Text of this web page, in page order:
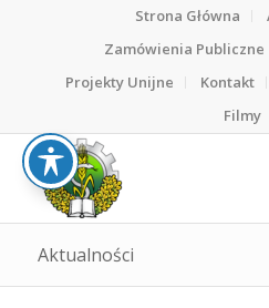
Strona Główna
Zamówienia Publiczne
Projekty Unijne
Kontakt
Filmy
Aktualności